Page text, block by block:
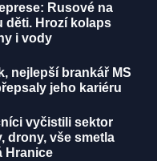
Rusové na
děti. Hrozí kolaps
i vody
nejlepší brankář MS
jeho kariéru
vyčistili sektor
drony, vše smetla
Hranice